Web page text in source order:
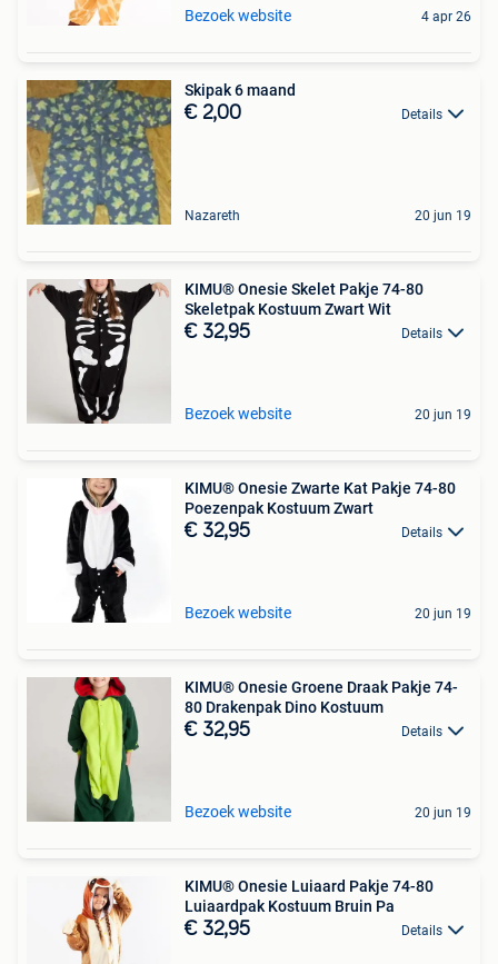
Bezoek website 4 apr 26
Skipak 6 maand
€ 2,00 Details
Nazareth 20 jun 19
KIMU® Onesie Skelet Pakje 74-80
Skeletpak Kostuum Zwart Wit
€ 32,95 Details
Bezoek website 20 jun 19
KIMU® Onesie Zwarte Kat Pakje 74-80
Poezenpak Kostuum Zwart
€ 32,95 Details
Bezoek website 20 jun 19
KIMU® Onesie Groene Draak Pakje 74-
80 Drakenpak Dino Kostuum
€ 32,95 Details
Bezoek website 20 jun 19
KIMU® Onesie Luiaard Pakje 74-80
Luiaardpak Kostuum Bruin Pa
€ 32,95 Details